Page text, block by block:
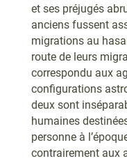
et ses préjugés
anciens fussent
migrations au
route de leurs
correspondu aux
configurations
deux sont
humaines
personne à
contrairement aux